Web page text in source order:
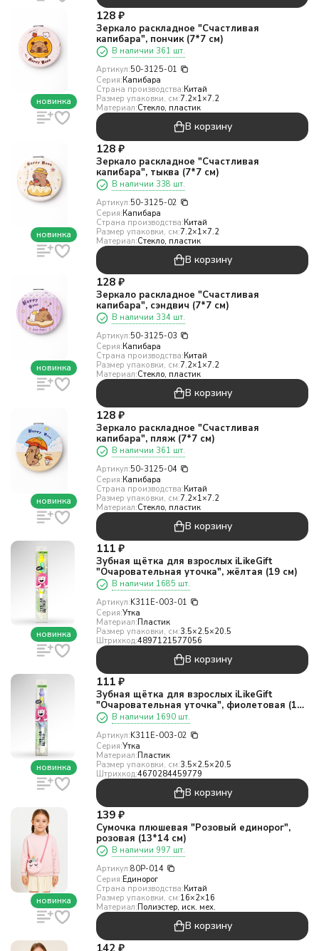
новинка
128 ₽
Зеркало раскладное "Счастливая
капибара", пончик (7*7 см)
В наличии 361 шт.
Артикул:50-3125-01
Серия:Капибара
Страна производства:Китай
Размер упаковки, см:7.2×1×7.2
Материал:Стекло, пластик
В корзину
новинка
128 ₽
Зеркало раскладное "Счастливая
капибара", тыква (7*7 см)
В наличии 338 шт.
Артикул:50-3125-02
Серия:Капибара
Страна производства:Китай
Размер упаковки, см:7.2×1×7.2
Материал:Стекло, пластик
В корзину
новинка
128 ₽
Зеркало раскладное "Счастливая
капибара", сэндвич (7*7 см)
В наличии 334 шт.
Артикул:50-3125-03
Серия:Капибара
Страна производства:Китай
Размер упаковки, см:7.2×1×7.2
Материал:Стекло, пластик
В корзину
новинка
128 ₽
Зеркало раскладное "Счастливая
капибара", пляж (7*7 см)
В наличии 361 шт.
Артикул:50-3125-04
Серия:Капибара
Страна производства:Китай
Размер упаковки, см:7.2×1×7.2
Материал:Стекло, пластик
В корзину
новинка
111 ₽
Зубная щётка для взрослых iLikeGift
"Очаровательная уточка", жёлтая (19 см)
В наличии 1685 шт.
Артикул:K311E-003-01
Серия:Утка
Материал:Пластик
Размер упаковки, см:3.5×2.5×20.5
Штрихкод:4897121577056
В корзину
новинка
111 ₽
Зубная щётка для взрослых iLikeGift
"Очаровательная уточка", фиолетовая (19
см) В наличии 1690 шт.
Артикул:K311E-003-02
Серия:Утка
Материал:Пластик
Размер упаковки, см:3.5×2.5×20.5
Штрихкод:4670284459779
В корзину
новинка
139 ₽
Сумочка плюшевая "Розовый единорог",
розовая (13*14 см)
В наличии 997 шт.
Артикул:80P-014
Серия:Единорог
Страна производства:Китай
Размер упаковки, см:16×2×16
Материал:Полиэстер, иск. мех.
В корзину
142 ₽